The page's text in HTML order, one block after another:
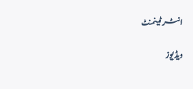
انٹرٹینمنٹ
ویڈیوز